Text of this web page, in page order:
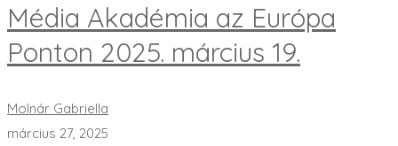
Média Akadémia az Európa
Ponton 2025. március 19.
Molnár Gabriella
március 27, 2025